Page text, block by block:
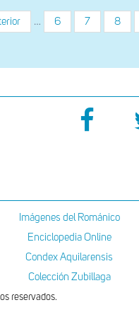
… Página
6 Página
7 Página
8
Imágenes del Románico
Enciclopedia Online
Condex Aquilarensis
Colección Zubillaga
reservados.